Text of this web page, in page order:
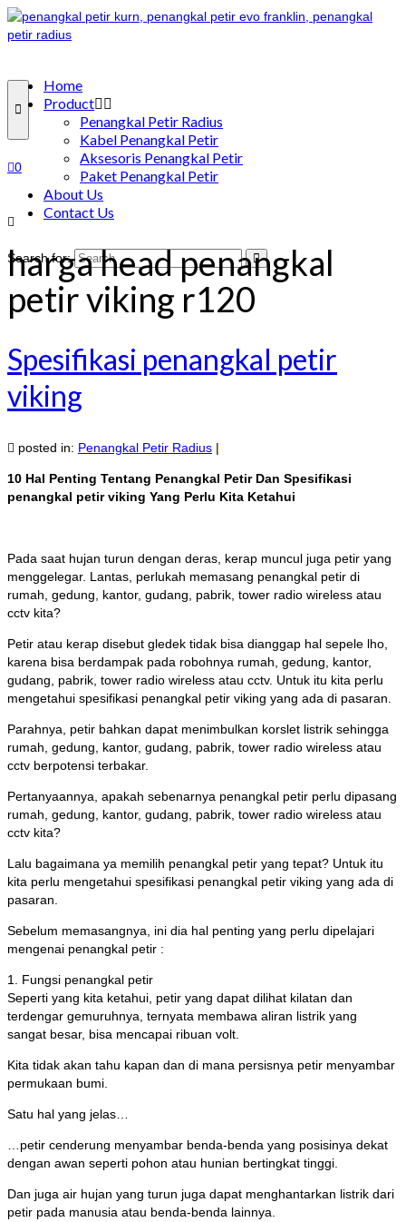
0
Search for:
Home
Product
Penangkal Petir Radius
Kabel Penangkal Petir
Aksesoris Penangkal Petir
Paket Penangkal Petir
About Us
Contact Us
harga head penangkal
petir viking r120
Spesifikasi penangkal petir
viking
posted in: Penangkal Petir Radius |
10 Hal Penting Tentang Penangkal Petir Dan Spesifikasi
penangkal petir viking Yang Perlu Kita Ketahui
Pada saat hujan turun dengan deras, kerap muncul juga petir yang
menggelegar. Lantas, perlukah memasang penangkal petir di
rumah, gedung, kantor, gudang, pabrik, tower radio wireless atau
cctv kita?
Petir atau kerap disebut gledek tidak bisa dianggap hal sepele lho,
karena bisa berdampak pada robohnya rumah, gedung, kantor,
gudang, pabrik, tower radio wireless atau cctv. Untuk itu kita perlu
mengetahui spesifikasi penangkal petir viking yang ada di pasaran.
Parahnya, petir bahkan dapat menimbulkan korslet listrik sehingga
rumah, gedung, kantor, gudang, pabrik, tower radio wireless atau
cctv berpotensi terbakar.
Pertanyaannya, apakah sebenarnya penangkal petir perlu dipasang
rumah, gedung, kantor, gudang, pabrik, tower radio wireless atau
cctv kita?
Lalu bagaimana ya memilih penangkal petir yang tepat? Untuk itu
kita perlu mengetahui spesifikasi penangkal petir viking yang ada di
pasaran.
Sebelum memasangnya, ini dia hal penting yang perlu dipelajari
mengenai penangkal petir :
1. Fungsi penangkal petir
Seperti yang kita ketahui, petir yang dapat dilihat kilatan dan
terdengar gemuruhnya, ternyata membawa aliran listrik yang
sangat besar, bisa mencapai ribuan volt.
Kita tidak akan tahu kapan dan di mana persisnya petir menyambar
permukaan bumi.
Satu hal yang jelas…
…petir cenderung menyambar benda-benda yang posisinya dekat
dengan awan seperti pohon atau hunian bertingkat tinggi.
Dan juga air hujan yang turun juga dapat menghantarkan listrik dari
petir pada manusia atau benda-benda lainnya.